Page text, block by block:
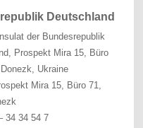
Deutschland
der Bundesrepublik
Prospekt Mira 15, Büro
Ukraine
Mira 15, Büro 71,
34 34 54 7